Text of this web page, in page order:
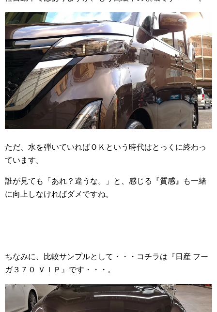
ただ、水を弾いていればＯＫという時代はとっくに終わっ
ています。
誰が見ても「あれ？違うな。」と、感じる『質感』も一緒
に向上しなければダメですね。
ちなみに、比較サンプルとして・・・コチラは『日産 フー
ガ３７０ ＶＩＰ』です・・・。